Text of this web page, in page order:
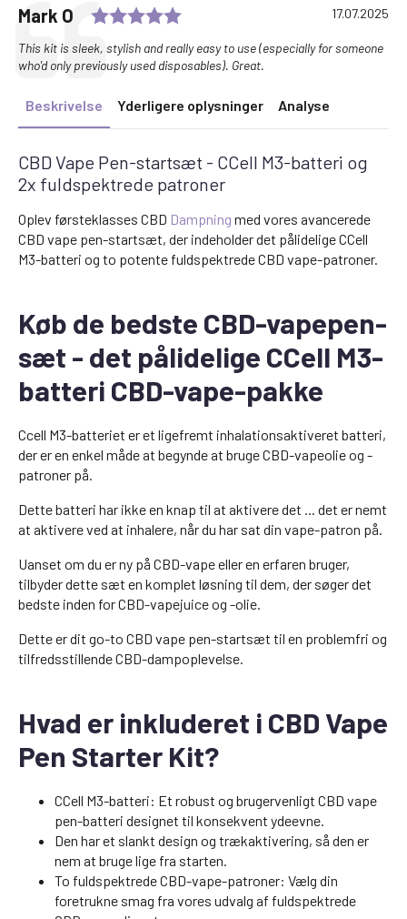
Udtalelse
Forfatter:
Mark O Bedømmelse: 5,0 ud af 5
Dato:
17.07.2025
Tekst:
This kit is sleek, stylish and really easy to use (especially for someone
who'd only previously used disposables). Great.
Beskrivelse Yderligere oplysninger Analyse
CBD Vape Pen-startsæt - CCell M3-batteri og
2x fuldspektrede patroner
Oplev førsteklasses CBD Dampning med vores avancerede
CBD vape pen-startsæt, der indeholder det pålidelige CCell
M3-batteri og to potente fuldspektrede CBD vape-patroner.
Køb de bedste CBD-vapepen-
sæt - det pålidelige CCell M3-
batteri CBD-vape-pakke
Ccell M3-batteriet er et ligefremt inhalationsaktiveret batteri,
der er en enkel måde at begynde at bruge CBD-vapeolie og -
patroner på.
Dette batteri har ikke en knap til at aktivere det ... det er nemt
at aktivere ved at inhalere, når du har sat din vape-patron på.
Uanset om du er ny på CBD-vape eller en erfaren bruger,
tilbyder dette sæt en komplet løsning til dem, der søger det
bedste inden for CBD-vapejuice og -olie.
Dette er dit go-to CBD vape pen-startsæt til en problemfri og
tilfredsstillende CBD-dampoplevelse.
Hvad er inkluderet i CBD Vape
Pen Starter Kit?
CCell M3-batteri: Et robust og brugervenligt CBD vape
pen-batteri designet til konsekvent ydeevne.
Den har et slankt design og trækaktivering, så den er
nem at bruge lige fra starten.
To fuldspektrede CBD-vape-patroner: Vælg din
foretrukne smag fra vores udvalg af fuldspektrede